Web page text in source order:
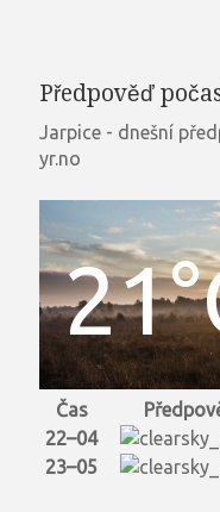
Předpověď
Jarpice - dnešní
yr.no
Čas
22–04
23–05